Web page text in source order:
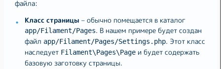
файла:
Класс страницы – обычно помещается в каталог
app/Filament/Pages. В нашем примере будет создан
файл app/Filament/Pages/Settings.php. Этот класс
наследует Filament\Pages\Page и будет содержать
базовую заготовку страницы.